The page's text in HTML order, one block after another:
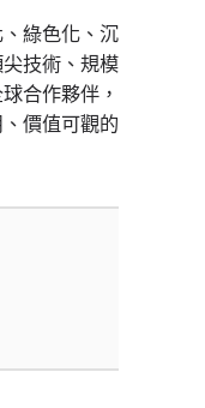
綠色化、沉
技術、規模
合作夥伴，
價值可觀的